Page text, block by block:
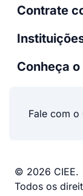
Contrate
Conheça o
Fale com o
© 2026 CIEE.
Todos os